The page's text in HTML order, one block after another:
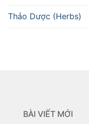
Thảo Dược (Herbs)
BÀI VIẾT MỚI